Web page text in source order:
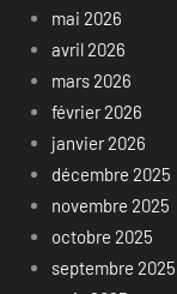
mai 2026
avril 2026
mars 2026
février 2026
janvier 2026
décembre 2025
novembre 2025
octobre 2025
septembre 2025